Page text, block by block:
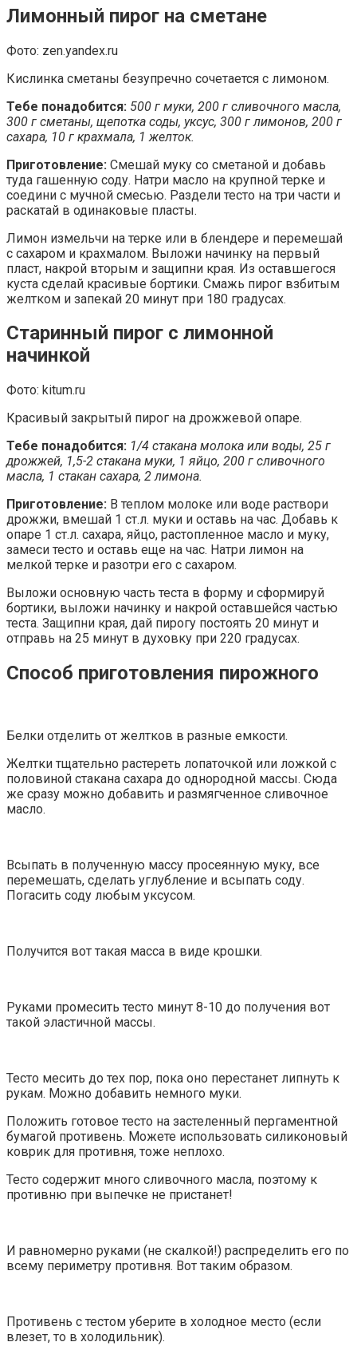
Лимонный пирог на сметане
Фото: zen.yandex.ru
Кислинка сметаны безупречно сочетается с лимоном.
Тебе понадобится: 500 г муки, 200 г сливочного масла,
300 г сметаны, щепотка соды, уксус, 300 г лимонов, 200 г
сахара, 10 г крахмала, 1 желток.
Приготовление: Смешай муку со сметаной и добавь
туда гашенную соду. Натри масло на крупной терке и
соедини с мучной смесью. Раздели тесто на три части и
раскатай в одинаковые пласты.
Лимон измельчи на терке или в блендере и перемешай
с сахаром и крахмалом. Выложи начинку на первый
пласт, накрой вторым и защипни края. Из оставшегося
куста сделай красивые бортики. Смажь пирог взбитым
желтком и запекай 20 минут при 180 градусах.
Старинный пирог с лимонной
начинкой
Фото: kitum.ru
Красивый закрытый пирог на дрожжевой опаре.
Тебе понадобится: 1/4 стакана молока или воды, 25 г
дрожжей, 1,5-2 стакана муки, 1 яйцо, 200 г сливочного
масла, 1 стакан сахара, 2 лимона.
Приготовление: В теплом молоке или воде раствори
дрожжи, вмешай 1 ст.л. муки и оставь на час. Добавь к
опаре 1 ст.л. сахара, яйцо, растопленное масло и муку,
замеси тесто и оставь еще на час. Натри лимон на
мелкой терке и разотри его с сахаром.
Выложи основную часть теста в форму и сформируй
бортики, выложи начинку и накрой оставшейся частью
теста. Защипни края, дай пирогу постоять 20 минут и
отправь на 25 минут в духовку при 220 градусах.
Способ приготовления пирожного
Белки отделить от желтков в разные емкости.
Желтки тщательно растереть лопаточкой или ложкой с
половиной стакана сахара до однородной массы. Сюда
же сразу можно добавить и размягченное сливочное
масло.
Всыпать в полученную массу просеянную муку, все
перемешать, сделать углубление и всыпать соду.
Погасить соду любым уксусом.
Получится вот такая масса в виде крошки.
Руками промесить тесто минут 8-10 до получения вот
такой эластичной массы.
Тесто месить до тех пор, пока оно перестанет липнуть к
рукам. Можно добавить немного муки.
Положить готовое тесто на застеленный пергаментной
бумагой противень. Можете использовать силиконовый
коврик для противня, тоже неплохо.
Тесто содержит много сливочного масла, поэтому к
противню при выпечке не пристанет!
И равномерно руками (не скалкой!) распределить его по
всему периметру противня. Вот таким образом.
Противень с тестом уберите в холодное место (если
влезет, то в холодильник).